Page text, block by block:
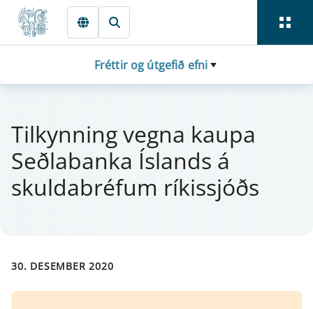
Fara beint í Meginmál
Fréttir og útgefið efni
Til­kynn­ing vegna kaupa
Seðlabanka Íslands á
skulda­bréf­um rí­k­is­sjóðs
30. DESEMBER 2020